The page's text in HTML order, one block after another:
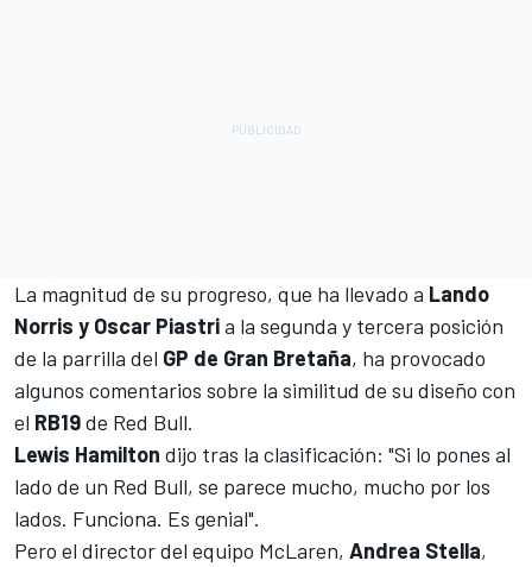
La magnitud de su progreso, que ha llevado a Lando
Norris y Oscar Piastria la segunda y tercera posición
de la parrilla del GP de Gran Bretaña, ha provocado
algunos comentarios sobre la similitud de su diseño con
el RB19de Red Bull.
Lewis Hamilton dijo tras la clasificación: "Si lo pones al
lado de un Red Bull, se parece mucho, mucho por los
lados. Funciona. Es genial".
Pero el director del equipo McLaren, Andrea Stella,